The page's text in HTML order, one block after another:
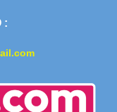
: